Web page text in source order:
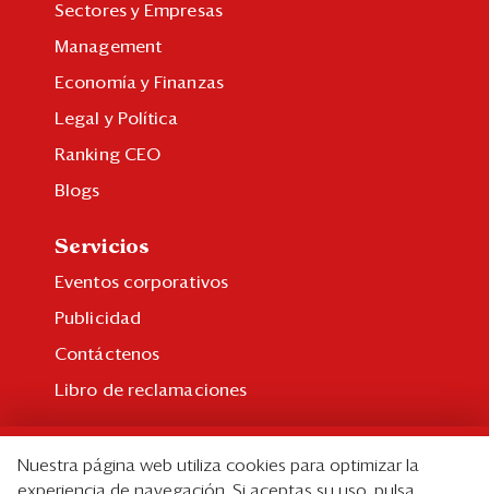
Sectores y Empresas
Management
Economía y Finanzas
Legal y Política
Ranking CEO
Blogs
Servicios
Eventos corporativos
Publicidad
Contáctenos
Libro de reclamaciones
Suscripción individual
Nuestra página web utiliza cookies para optimizar la